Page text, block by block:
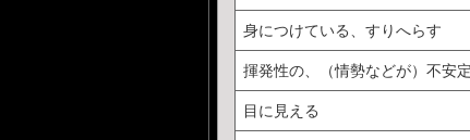
身につけている、すりへらす
揮発性の、（情勢などが）不安
目に見える